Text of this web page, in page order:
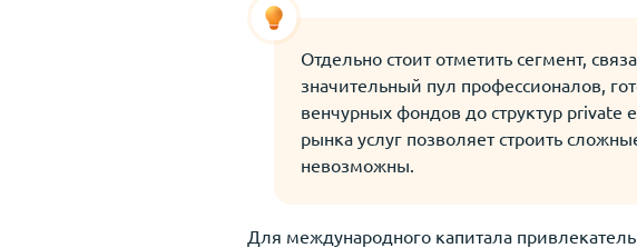
Отдельно стоит отметить сегмент,
значительный пул профессионалов,
венчурных фондов до структур private
рынка услуг позволяет строить
невозможны.
Для международного капитала